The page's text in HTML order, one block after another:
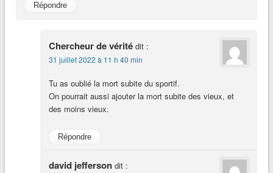
Répondre
Chercheur de vérité dit :
31 juillet 2022 à 11 h 40 min
Tu as oublié la mort subite du sportif.
On pourrait aussi ajouter la mort subite des vieux, et
des moins vieux.
Répondre
david jefferson dit :